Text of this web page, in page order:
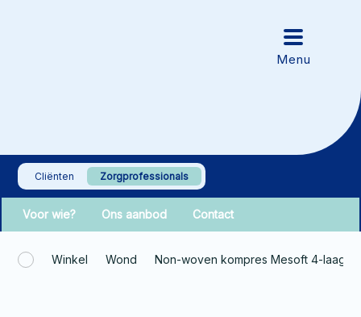
Cliënten Zorgprofessionals
Voor wie? Ons aanbod Contact
Winkel Wond Non-woven kompres Mesoft 4-laags